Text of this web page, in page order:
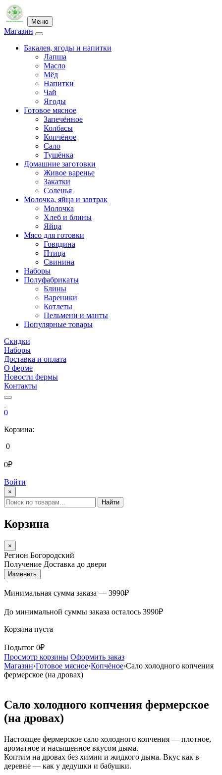
Меню
Магазин
Бакалея, ягоды и напитки
Лапша
Масло
Мёд
Напитки
Чай
Ягоды
Готовое мясное
Запечённое
Колбасы
Копчёное
Сало
Тушёнка
Домашние заготовки
Живое варенье
Закатки
Соленья
Молочка, яйца и завтрак
Молочка
Хлеб и блины
Яйца
Мясо для готовки
Говядина
Птица
Свинина
Наборы
Полуфабрикаты
Блины
Вареники
Котлеты
Пельмени и манты
Популярные товары
Скидки
Наборы
Доставка и оплата
О ферме
Новости фермы
Контакты
0
Корзина:
0
0₽
Войти
×
Найти
Корзина
×
Регион Богородский
Получение Доставка до двери
Изменить
Минимальная сумма заказа — 3990₽
До минимальной суммы заказа осталось 3990₽
Корзина пуста
Подытог 0₽
Просмотр корзины Оформить заказ
Магазин›Готовое мясное›Копчёное›Сало холодного копчения
фермерское (на дровах)
Сало холодного копчения фермерское
(на дровах)
Настоящее фермерское сало холодного копчения — плотное,
ароматное и насыщенное вкусом дыма.
Коптим на дровах без химии и жидкого дыма. Вкус как в
деревне — как у дедушки и бабушки.